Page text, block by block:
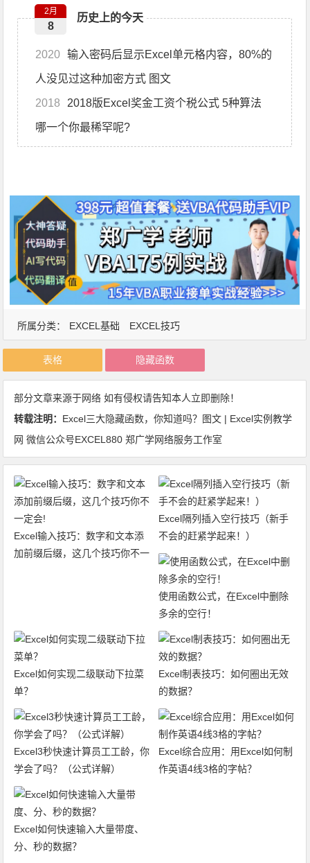
历史上的今天
2月
8
2020 输入密码后显示Excel单元格内容，80%的
人没见过这种加密方式 图文
2018 2018版Excel奖金工资个税公式 5种算法
哪一个你最稀罕呢?
所属分类： EXCEL基础 EXCEL技巧
表格 隐藏函数
部分文章来源于网络 如有侵权请告知本人立即删除！
转载注明： Excel三大隐藏函数，你知道吗？图文 | Excel实例教学
网 微信公众号EXCEL880 郑广学网络服务工作室
Excel输入技巧：数字和文本添
加前缀后缀，这几个技巧你不一
Excel隔列插入空行技巧（新手
不会的赶紧学起来！）
使用函数公式，在Excel中删除
多余的空行！
Excel如何实现二级联动下拉菜
单？
Excel制表技巧：如何圈出无效
的数据？
Excel3秒快速计算员工工龄，你
学会了吗？（公式详解）
Excel综合应用：用Excel如何制
作英语4线3格的字帖？
Excel如何快速输入大量带度、
分、秒的数据？